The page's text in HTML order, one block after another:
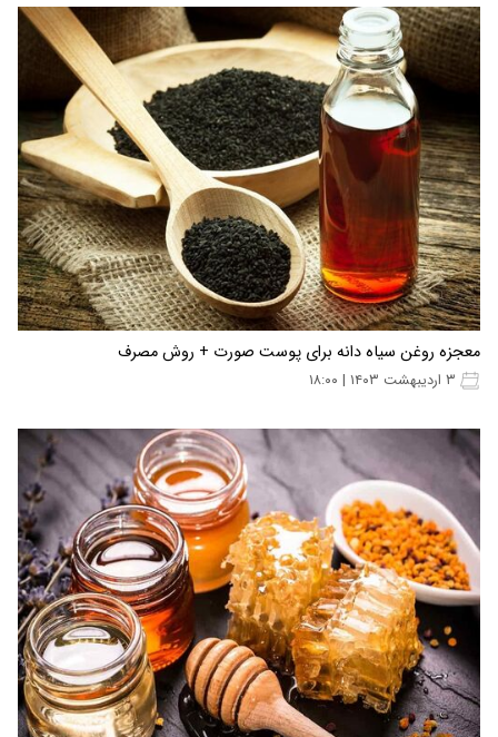
معجزه روغن سیاه دانه برای پوست صورت + روش مصرف